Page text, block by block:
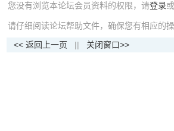
您没有浏览本论坛会员资料的权限，请登录
请仔细阅读论坛帮助文件，确保您有相应的操
<< 返回上一页 || 关闭窗口>>